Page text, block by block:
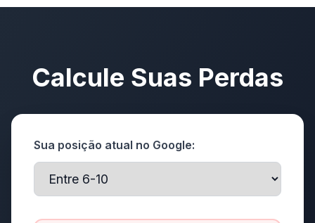
Calcule Suas Perdas
Sua posição atual no Google: